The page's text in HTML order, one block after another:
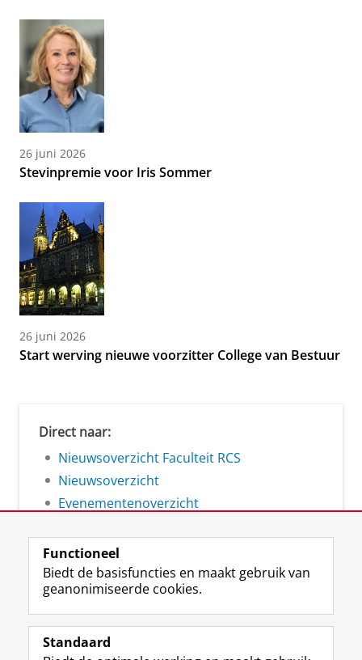
26 juni 2026
Stevinpremie voor Iris Sommer
26 juni 2026
Start werving nieuwe voorzitter College van Bestuur
Direct naar:
Nieuwsoverzicht Faculteit RCS
Nieuwsoverzicht
Evenementenoverzicht
Volg de RUG
F
a
L
i
R
S
I
n
Y
o
Functioneel
Biedt de basisfuncties en maakt gebruik van
geanonimiseerde cookies.
Standaard